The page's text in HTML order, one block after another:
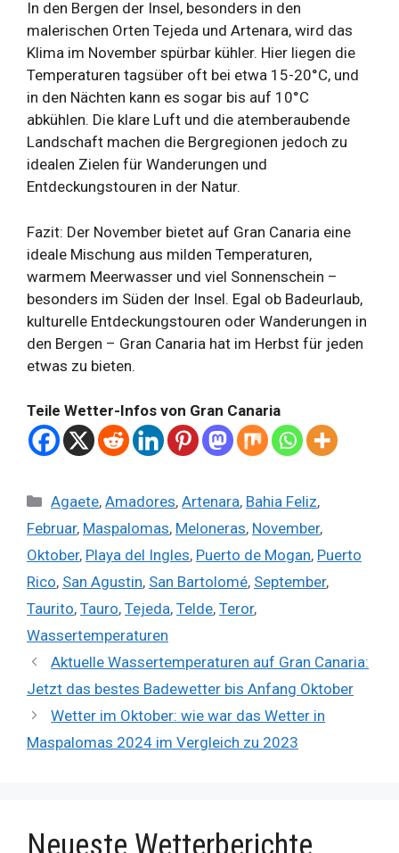
In den Bergen der Insel, besonders in den
malerischen Orten Tejeda und Artenara, wird das
Klima im November spürbar kühler. Hier liegen die
Temperaturen tagsüber oft bei etwa 15-20°C, und
in den Nächten kann es sogar bis auf 10°C
abkühlen. Die klare Luft und die atemberaubende
Landschaft machen die Bergregionen jedoch zu
idealen Zielen für Wanderungen und
Entdeckungstouren in der Natur.
Fazit: Der November bietet auf Gran Canaria eine
ideale Mischung aus milden Temperaturen,
warmem Meerwasser und viel Sonnenschein –
besonders im Süden der Insel. Egal ob Badeurlaub,
kulturelle Entdeckungstouren oder Wanderungen in
den Bergen – Gran Canaria hat im Herbst für jeden
etwas zu bieten.
Teile Wetter-Infos von Gran Canaria
Kategorien
Agaete,Amadores,Artenara, Bahia Feliz,
Februar, Maspalomas, Meloneras, November,
Oktober, Playa del Ingles, Puerto de Mogan, Puerto
Rico, San Agustin, San Bartolomé, September,
Taurito, Tauro, Tejeda, Telde, Teror,
Wassertemperaturen
Aktuelle Wassertemperaturen auf Gran Canaria:
Jetzt das bestes Badewetter bis Anfang Oktober
Wetter im Oktober: wie war das Wetter in
Maspalomas 2024 im Vergleich zu 2023
Neueste Wetterberichte